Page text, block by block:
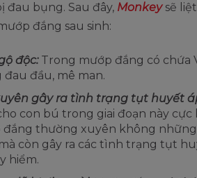
đau bụng. Sau đây, Monkeysẽ
đắng sau sinh:
độc:Trong mướp đắng có chứa
đau đầu, mê man.
gây ra tình trạng tụt huyết
con bú trong giai đoạn này cực
đắng thường xuyên không
còn gây ra các tình trạng tụt
hiểm.